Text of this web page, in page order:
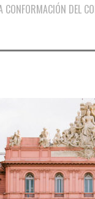
CONFORMACIÓN DEL